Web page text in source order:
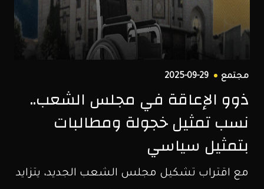
السوري.
مجتمع 2025-09-29
ذوو الإعاقة في مجلس الشعب..
نسب تمثيل خجولة ومطالبات
بتمثيل سياسي
مع اقتراب تشكيل مجلس الشعب الجديد، يتزايد